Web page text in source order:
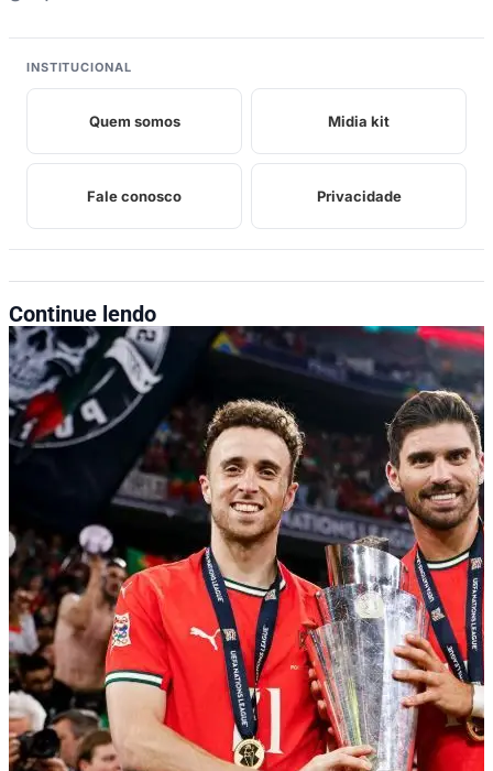
INSTITUCIONAL
Quem somos Midia kit
Fale conosco Privacidade
Continue lendo